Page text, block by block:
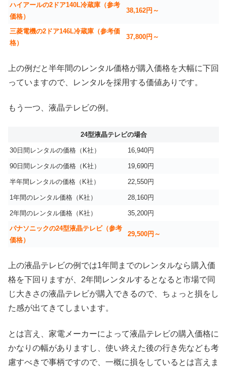
ハイアールの2ドア140L冷蔵庫（参考
価格）
38,162円～
三菱電機の2ドア146L冷蔵庫（参考価
格）
37,800円～
上の例だと半年間のレンタル価格が購入価格を大幅に下回
っていますので、レンタルを採用する価値ありです。
もう一つ、液晶テレビの例。
24型液晶テレビの場合
30日間レンタルの価格（K社） 16,940円
90日間レンタルの価格（K社） 19,690円
半年間レンタルの価格（K社） 22,550円
1年間のレンタル価格（K社） 28,160円
2年間のレンタル価格（K社）
35,200円
パナソニックの24型液晶テレビ（参考
価格）
29,500円～
上の液晶テレビの例では1年間までのレンタルなら購入価
格を下回りますが、2年間レンタルするとなると市場で同
じ大きさの液晶テレビが購入できるので、ちょっと損をし
た感が出てきてしまいます。
とは言え、家電メーカーによって液晶テレビの購入価格に
かなりの幅がありますし、使い終えた後の行き先なども考
慮すべきで事柄ですので、一概に損をしているとは言えま